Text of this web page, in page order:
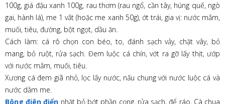
100g, giá đậu xanh 100g, rau thơm (rau ngổ, cần tây, húng quế, ngò
gai, hành lá), me 1 vắt (hoặc me xanh 50g), ớt trái, gia vị: nước mắm,
muối, tiêu, đường, bột ngọt, dầu ăn.
Cách làm: cá rô chọn con béo, to, đánh sạch vảy, chặt vây, bỏ
mang, bỏ ruột, rửa sạch. Đem luộc cá chín, vớt ra gỡ lấy thịt, ướp
với nước mắm, muối, tiêu.
Xương cá đem giã nhỏ, lọc lấy nước, nấu chung với nước luộc cá và
nước dằm me.
Bông điên điển nhặt bỏ bớt phần cọng, rửa sạch, để ráo. Cà chua